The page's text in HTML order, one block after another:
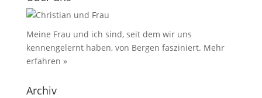
Meine Frau und ich sind, seit dem wir uns
kennengelernt haben, von Bergen fasziniert. Mehr
erfahren »
Archiv